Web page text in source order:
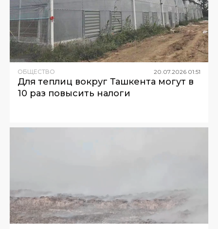
ОБЩЕСТВО 20.07.2026 01:51
Для теплиц вокруг Ташкента могут в
10 раз повысить налоги